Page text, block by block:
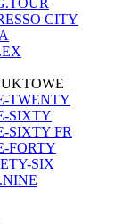
CITY
TWENTY
SIXTY
SIXTY FR
FORTY
SIX